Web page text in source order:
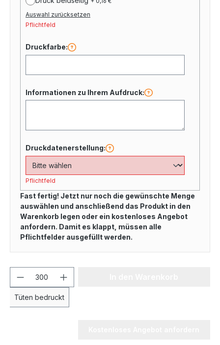
Auswahl zurücksetzen
Pflichtfeld
Druckfarbe:
Informationen zu Ihrem Aufdruck:
Druckdatenerstellung:
Pflichtfeld
Fast fertig! Jetzt nur noch die gewünschte Menge
auswählen und anschließend das Produkt in den
Warenkorb legen oder ein kostenloses Angebot
anfordern. Damit es klappt, müssen alle
Pflichtfelder ausgefüllt werden.
Tüten bedruckt